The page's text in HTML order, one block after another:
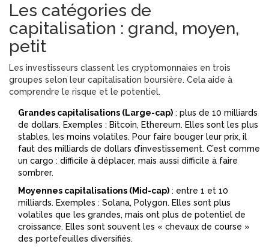
Les catégories de
capitalisation : grand, moyen,
petit
Les investisseurs classent les cryptomonnaies en trois
groupes selon leur capitalisation boursière. Cela aide à
comprendre le risque et le potentiel.
Grandes capitalisations (Large-cap) : plus de 10 milliards
de dollars. Exemples : Bitcoin, Ethereum. Elles sont les plus
stables, les moins volatiles. Pour faire bouger leur prix, il
faut des milliards de dollars d’investissement. C’est comme
un cargo : difficile à déplacer, mais aussi difficile à faire
sombrer.
Moyennes capitalisations (Mid-cap) : entre 1 et 10
milliards. Exemples : Solana, Polygon. Elles sont plus
volatiles que les grandes, mais ont plus de potentiel de
croissance. Elles sont souvent les « chevaux de course »
des portefeuilles diversifiés.